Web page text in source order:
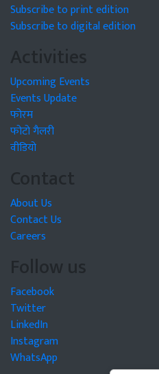
Subscribe to print edition
Subscribe to digital edition
Activities
Upcoming Events
Events Update
फोरम
फोटो गैलरी
वीडियो
Contact
About Us
Contact Us
Careers
Follow us
Facebook
Twitter
LinkedIn
Instagram
WhatsApp